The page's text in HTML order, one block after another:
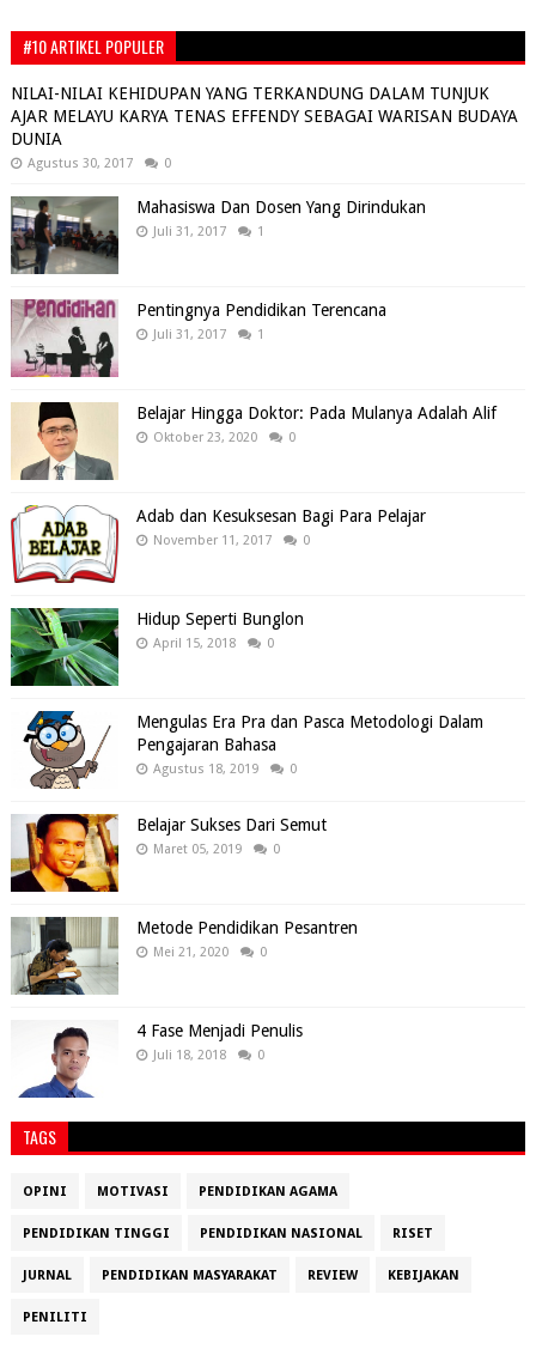
#10 ARTIKEL POPULER
NILAI-NILAI KEHIDUPAN YANG TERKANDUNG DALAM TUNJUK
AJAR MELAYU KARYA TENAS EFFENDY SEBAGAI WARISAN BUDAYA
DUNIA
Agustus 30, 2017 0
Mahasiswa Dan Dosen Yang Dirindukan
Juli 31, 2017 1
Pentingnya Pendidikan Terencana
Juli 31, 2017 1
Belajar Hingga Doktor: Pada Mulanya Adalah Alif
Oktober 23, 2020 0
Adab dan Kesuksesan Bagi Para Pelajar
November 11, 2017 0
Hidup Seperti Bunglon
April 15, 2018 0
Mengulas Era Pra dan Pasca Metodologi Dalam
Pengajaran Bahasa
Agustus 18, 2019 0
Belajar Sukses Dari Semut
Maret 05, 2019 0
Metode Pendidikan Pesantren
Mei 21, 2020 0
4 Fase Menjadi Penulis
Juli 18, 2018 0
TAGS
OPINI MOTIVASI PENDIDIKAN AGAMA
PENDIDIKAN TINGGI PENDIDIKAN NASIONAL RISET
JURNAL PENDIDIKAN MASYARAKAT REVIEW KEBIJAKAN
PENILITI